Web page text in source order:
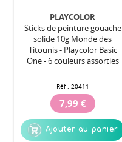
PLAYCOLOR
Sticks de peinture gouache
solide 10g Monde des
Titounis - Playcolor Basic
One - 6 couleurs assorties
Réf : 20411
7,99 €
Ajouter au panier